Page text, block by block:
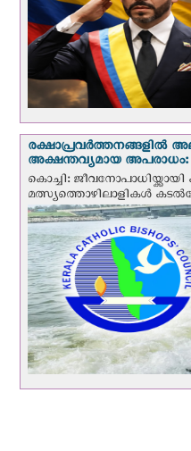
രക്ഷാപ്രവര്‍ത്തനങ്ങളില്‍
അക്ഷന്തവ്യമായ
കൊച്ചി:
മത്സ്യത്തൊഴിലാളികള്‍